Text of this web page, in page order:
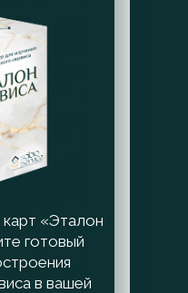
«Эталон
готовый
в вашей